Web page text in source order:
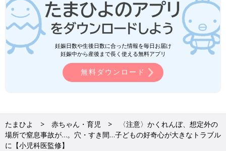
妊娠日数や生後日数に合った情報を毎日お届け
妊娠中から産後まで長く使える無料アプリ
無料ダウンロード
たまひよ 赤ちゃん・育児
〈注意〉かくれんぼ、想定外の
場所で窒息事故が…。穴・すき間…子どもの好奇心が大きなトラブル
に【小児科医監修】